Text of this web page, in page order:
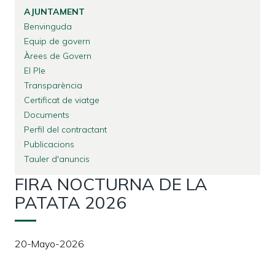
Municipals
Tràmits
NextGenerationEU
DE
AYUDA
A
LA
NAVEGACIÓN
AJUNTAMENT
Benvinguda
Equip de govern
Àrees de Govern
El Ple
Transparència
Certificat de viatge
Documents
Perfil del contractant
Publicacions
Tauler d'anuncis
FIRA NOCTURNA DE LA
PATATA 2026
20-Mayo-2026